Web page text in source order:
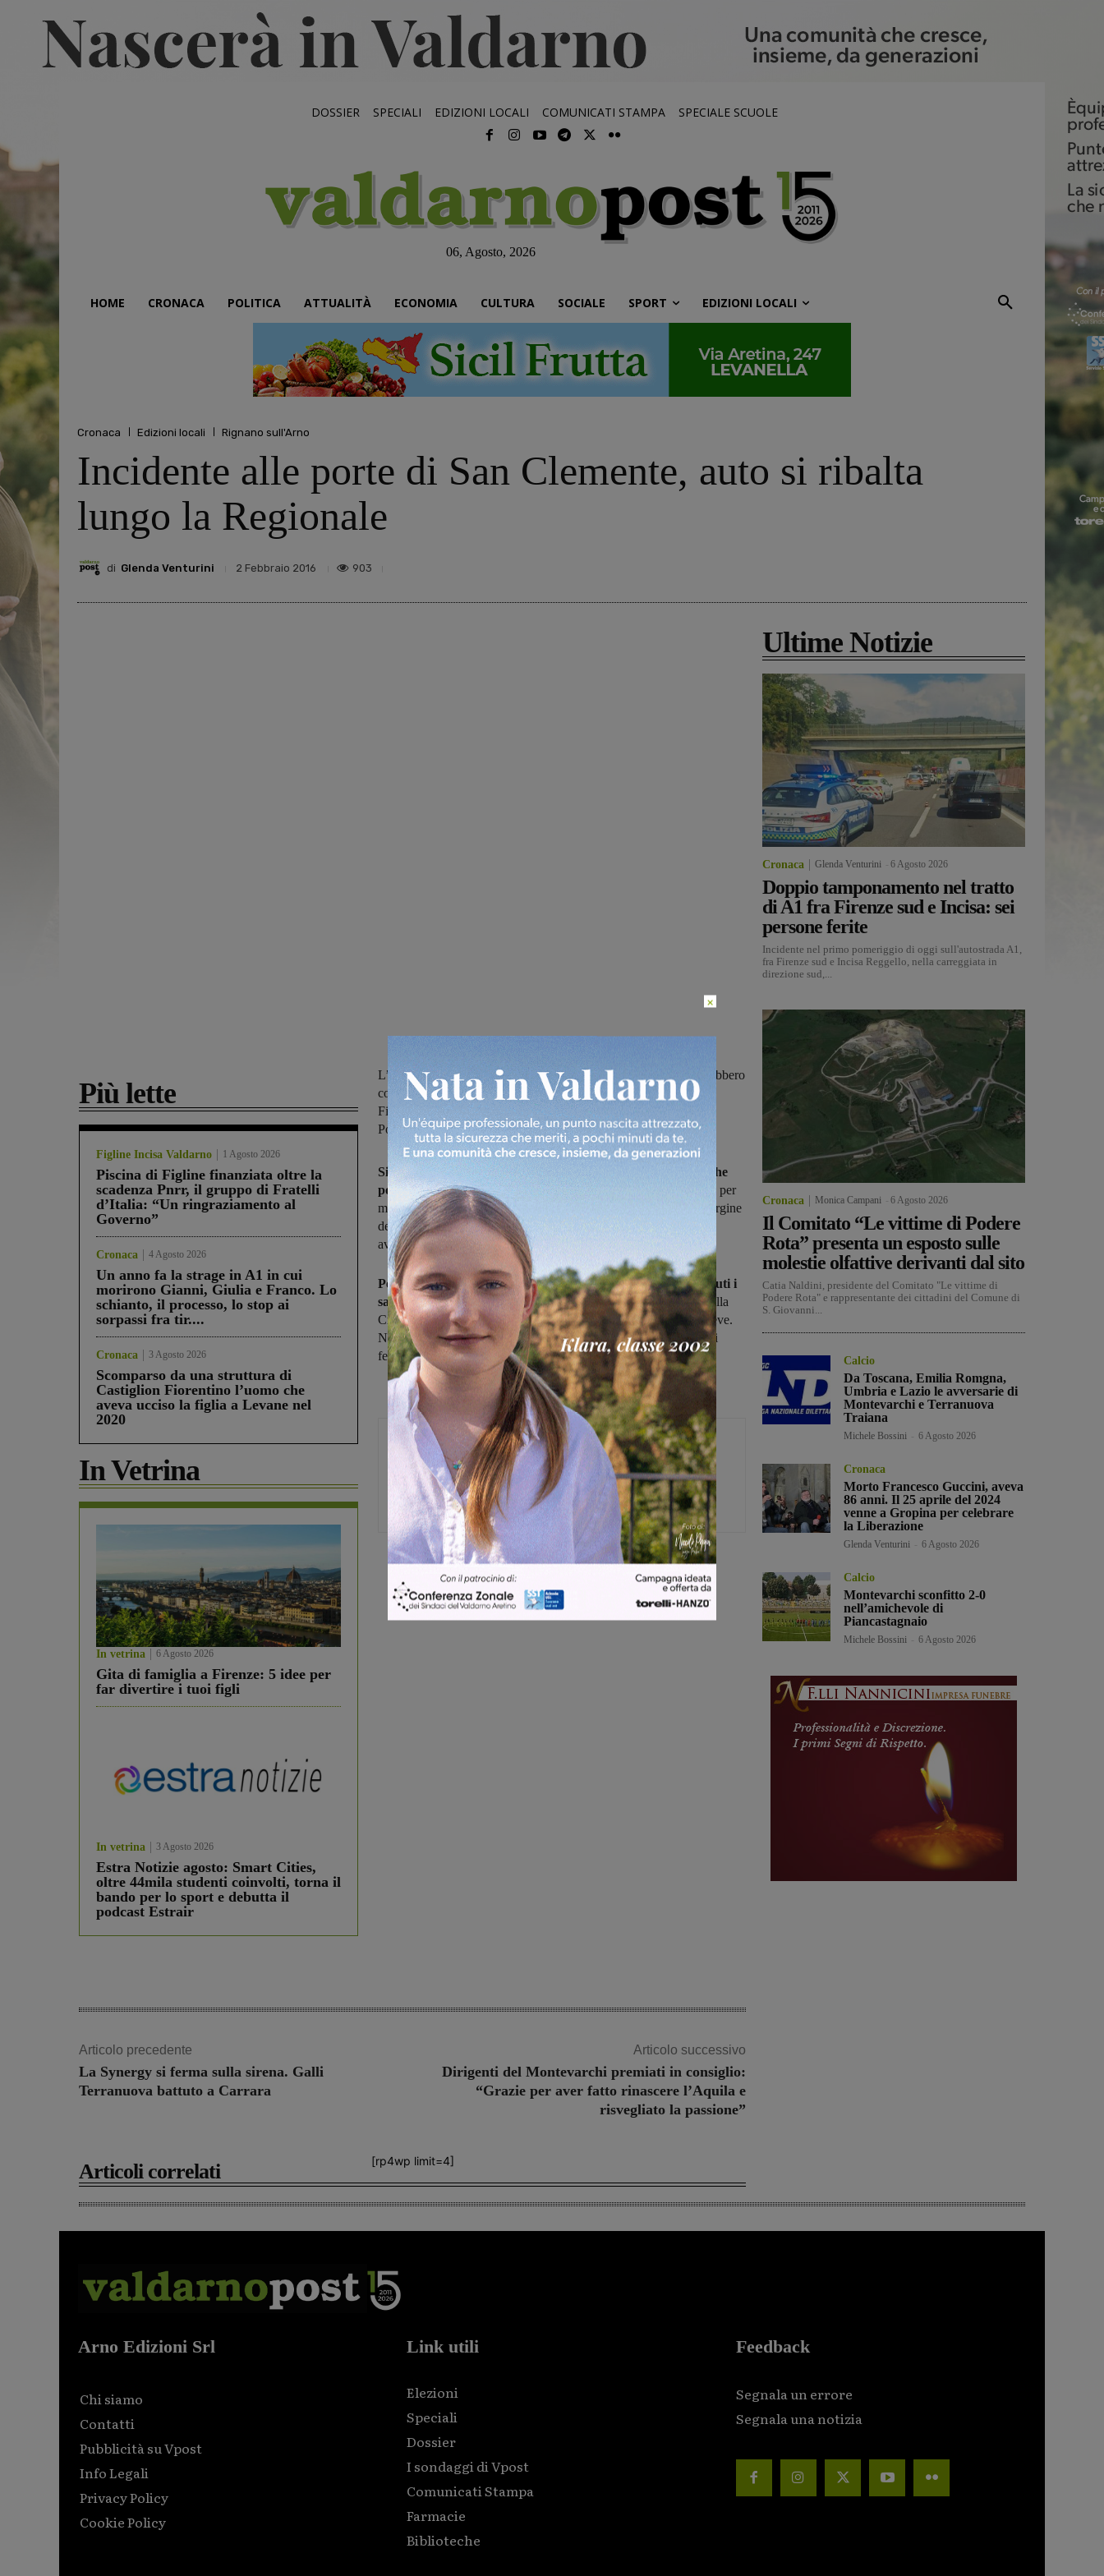
DOSSIER SPECIALI EDIZIONI LOCALI COMUNICATI STAMPA SPECIALE SCUOLE
06, Agosto, 2026
HOME CRONACA POLITICA ATTUALITÀ ECONOMIA CULTURA SOCIALE SPORT EDIZIONI LOCALI
Cronaca Edizioni locali Rignano sull'Arno
Incidente alle porte di San Clemente, auto si ribalta
lungo la Regionale
di Glenda Venturini 2 Febbraio 2016 903
Più lette
Figline Incisa Valdarno 1 Agosto 2026
Piscina di Figline finanziata oltre la
scadenza Pnrr, il gruppo di Fratelli
d’Italia: “Un ringraziamento al
Governo”
Cronaca 4 Agosto 2026
Un anno fa la strage in A1 in cui
morirono Gianni, Giulia e Franco. Lo
schianto, il processo, lo stop ai
sorpassi fra tir....
Cronaca 3 Agosto 2026
Scomparso da una struttura di
Castiglion Fiorentino l’uomo che
aveva ucciso la figlia a Levane nel
2020
In Vetrina
In vetrina 6 Agosto 2026
Gita di famiglia a Firenze: 5 idee per
far divertire i tuoi figli
In vetrina 3 Agosto 2026
Estra Notizie agosto: Smart Cities,
oltre 44mila studenti coinvolti, torna il
bando per lo sport e debutta il
podcast Estrair
L’incidente è avvenuto poco prima delle 20 questa sera. Non sarebbero
coinvolti altri mezzi. Sul posto i soccorritori della Misericordia di
Figline, la Croce Rossa di Incisa e Rignano e la Misericordia di
Pontassieve
Si è capottata mentre percorreva la Regionale 69, nel tratto che
porta verso Pontassieve, all'altezza dell'abitato di San Clemente, per
motivi ancora da ricostruire. L'auto, una Fiat Panda, è finita al margine
della strada. Non ci sarebbero altri veicoli coinvolti nell'incidente,
avvenuto intorno alle 20 questa sera.
Per portare i soccorsi agli occupanti del mezzo, sono intervenuti i
sanitari del 118 con ambulanzedella Misericordia di Figline, della
Croce Rossa di Incisa e Rignano e della Misericordia di Pontassieve.
Non sono disponibili informazioni più precise sulle condizioni dei
feriti, che non sarebbero comunque gravi.
Glenda Venturini
Capo redattore
Share
Articolo precedente
La Synergy si ferma sulla sirena. Galli
Terranuova battuto a Carrara
Articolo successivo
Dirigenti del Montevarchi premiati in consiglio:
“Grazie per aver fatto rinascere l’Aquila e
risvegliato la passione”
[rp4wp limit=4]
Articoli correlati
Ultime Notizie
Cronaca Glenda Venturini 6 Agosto 2026
Doppio tamponamento nel tratto
di A1 fra Firenze sud e Incisa: sei
persone ferite
Incidente nel primo pomeriggio di oggi sull'autostrada A1,
fra Firenze sud e Incisa Reggello, nella carreggiata in
direzione sud,...
Cronaca Monica Campani 6 Agosto 2026
Il Comitato “Le vittime di Podere
Rota” presenta un esposto sulle
molestie olfattive derivanti dal sito
Catia Naldini, presidente del Comitato "Le vittime di
Podere Rota" e rappresentante dei cittadini del Comune di
S. Giovanni...
Calcio
Da Toscana, Emilia Romgna,
Umbria e Lazio le avversarie di
Montevarchi e Terranuova
Traiana
Michele Bossini 6 Agosto 2026
Cronaca
Morto Francesco Guccini, aveva
86 anni. Il 25 aprile del 2024
venne a Gropina per celebrare
la Liberazione
Glenda Venturini 6 Agosto 2026
Calcio
Montevarchi sconfitto 2-0
nell’amichevole di
Piancastagnaio
Michele Bossini 6 Agosto 2026
Arno Edizioni Srl
Chi siamo
Contatti
Pubblicità su Vpost
Info Legali
Privacy Policy
Cookie Policy
Link utili
Elezioni
Speciali
Dossier
I sondaggi di Vpost
Comunicati Stampa
Farmacie
Biblioteche
Feedback
Segnala un errore
Segnala una notizia
×